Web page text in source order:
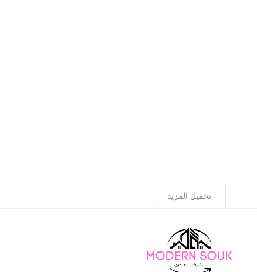
تحميل المزيد